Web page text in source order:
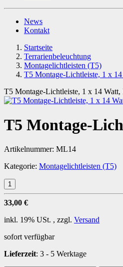
News
Kontakt
Startseite
Terrarienbeleuchtung
Montagelichtleisten (T5)
T5 Montage-Lichtleiste, 1 x
T5 Montage-Lichtleiste, 1 x 14
T5 Montage-
Artikelnummer: ML14
Kategorie: Montagelichtleisten (T5)
33,00 €
inkl. 19% USt. , zzgl. Versand
sofort verfügbar
Lieferzeit: 3 - 5 Werktage